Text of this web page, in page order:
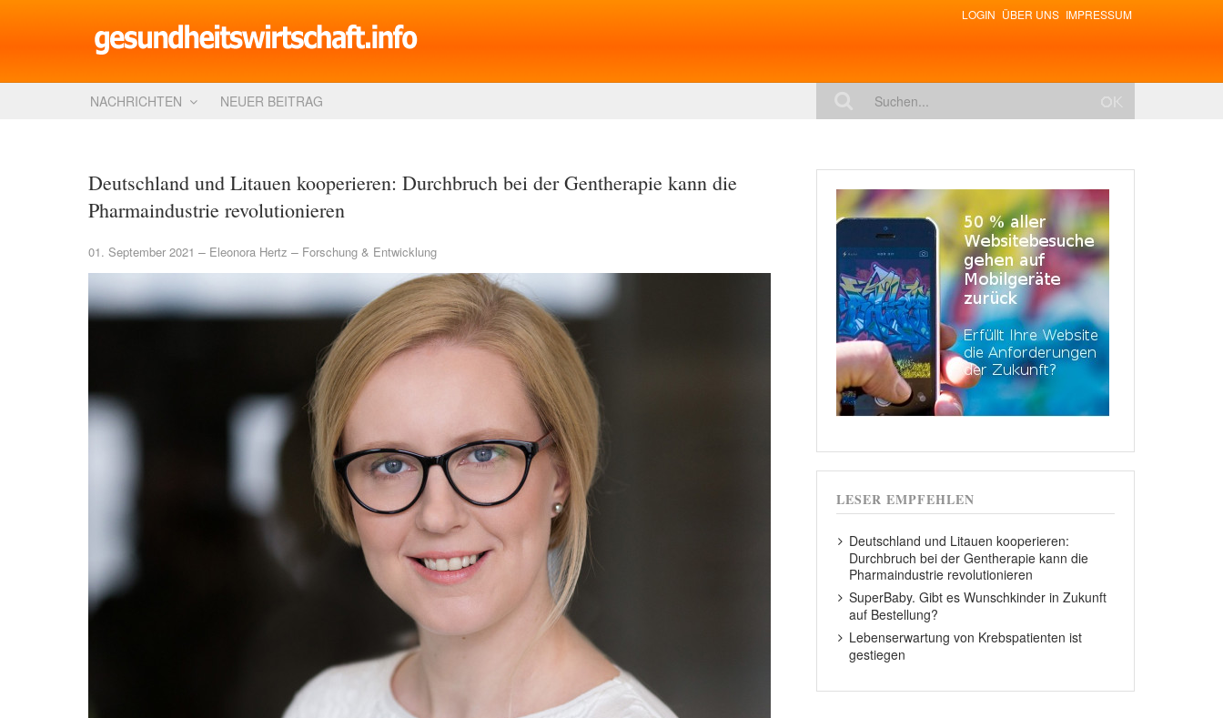
LOGIN ÜBER UNS IMPRESSUM
NACHRICHTEN NEUER BEITRAG
Deutschland und Litauen kooperieren: Durchbruch bei der Gentherapie kann die
Pharmaindustrie revolutionieren
01. September 2021 Eleonora Hertz Forschung & Entwicklung
LESER EMPFEHLEN
Deutschland und Litauen kooperieren:
Durchbruch bei der Gentherapie kann die
Pharmaindustrie revolutionieren
SuperBaby. Gibt es Wunschkinder in Zukunft
auf Bestellung?
Lebenserwartung von Krebspatienten ist
gestiegen